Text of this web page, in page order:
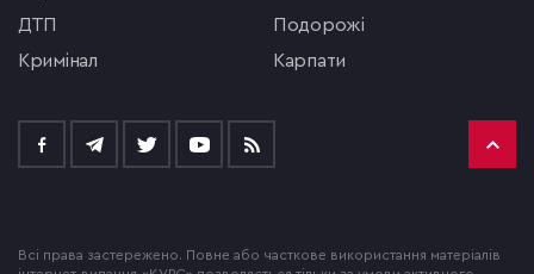
ДТП
кримінал
подорожі
Карпати
Всі права застережено. Повне або часткове використання матеріалів